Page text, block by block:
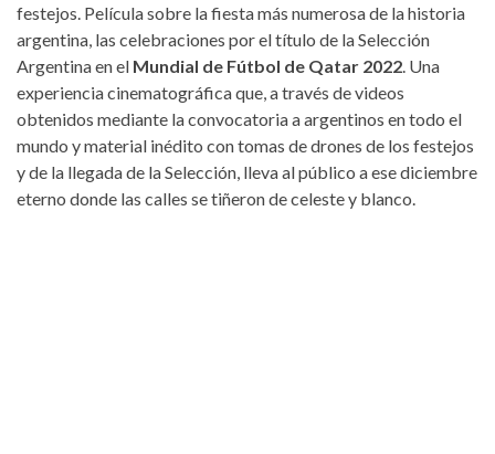
festejos. Película sobre la fiesta más numerosa de la historia
argentina, las celebraciones por el título de la Selección
Argentina en el Mundial de Fútbol de Qatar 2022. Una
experiencia cinematográfica que, a través de videos
obtenidos mediante la convocatoria a argentinos en todo el
mundo y material inédito con tomas de drones de los festejos
y de la llegada de la Selección, lleva al público a ese diciembre
eterno donde las calles se tiñeron de celeste y blanco.